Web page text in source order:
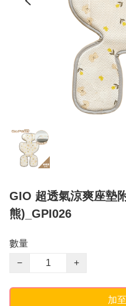
GIO 超透氣涼爽座墊
熊)_GPI026
數量
−
+
加